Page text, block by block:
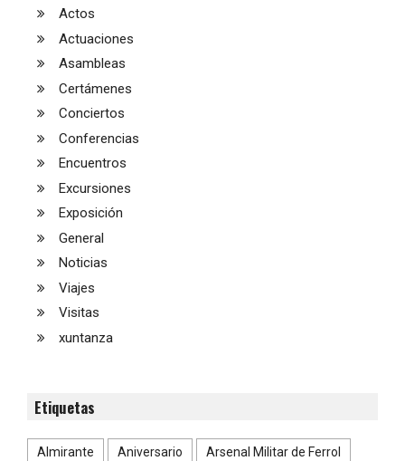
Actos
Actuaciones
Asambleas
Certámenes
Conciertos
Conferencias
Encuentros
Excursiones
Exposición
General
Noticias
Viajes
Visitas
xuntanza
Etiquetas
Almirante Aniversario Arsenal Militar de Ferrol